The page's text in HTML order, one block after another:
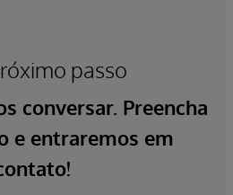
passo
conversar. Preencha
e entraremos em